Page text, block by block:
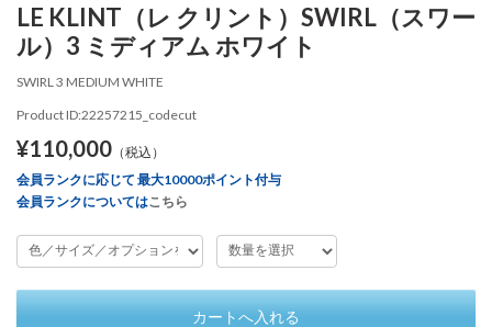
LE KLINT（レ クリント）SWIRL（スワー
ル）3 ミディアム ホワイト
SWIRL 3 MEDIUM WHITE
Product ID:22257215_codecut
¥110,000 （税込）
会員ランクに応じて 最大10000ポイント付与
会員ランクについてはこちら
カートへ入れる